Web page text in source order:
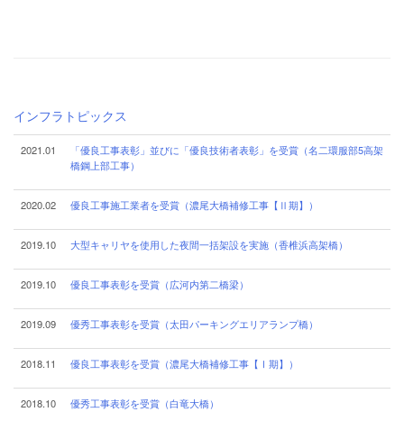
インフラトピックス
2021.01
「優良工事表彰」並びに「優良技術者表彰」を受賞（名二環服部5高架
橋鋼上部工事）
2020.02 優良工事施工業者を受賞（濃尾大橋補修工事【Ⅱ期】）
2019.10 大型キャリヤを使用した夜間一括架設を実施（香椎浜高架橋）
2019.10 優良工事表彰を受賞（広河内第二橋梁）
2019.09 優秀工事表彰を受賞（太田パーキングエリアランプ橋）
2018.11 優良工事表彰を受賞（濃尾大橋補修工事【Ⅰ期】）
2018.10 優秀工事表彰を受賞（白竜大橋）